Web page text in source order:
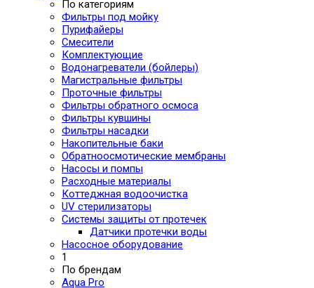
По категориям
Фильтры под мойку
Пурифайеры
Смесители
Комплектующие
Водонагреватели (бойлеры)
Магистральные фильтры
Проточные фильтры
Фильтры обратного осмоса
Фильтры кувшины
Фильтры насадки
Накопительные баки
Обратноосмотические мембраны
Насосы и помпы
Расходные материалы
Коттеджная водоочистка
UV стерилизаторы
Системы защиты от протечек
Датчики протечки воды
Насосное оборудование
1
По брендам
Aqua Pro